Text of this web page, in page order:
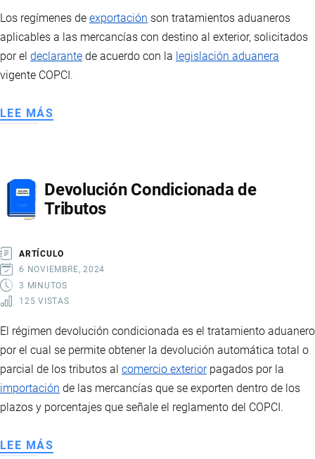
Los regímenes de exportación son tratamientos aduaneros
aplicables a las mercancías con destino al exterior, solicitados
por el declarante de acuerdo con la legislación aduanera
vigente COPCI.
LEE MÁS
EXPORTACIÓN
Devolución Condicionada de
Tributos
ARTÍCULO
6 NOVIEMBRE, 2024
3 MINUTOS
125 VISTAS
El régimen devolución condicionada es el tratamiento aduanero
por el cual se permite obtener la devolución automática total o
parcial de los tributos al comercio exteriorpagados por la
importación de las mercancías que se exporten dentro de los
plazos y porcentajes que señale el reglamento del COPCI.
LEE MÁS